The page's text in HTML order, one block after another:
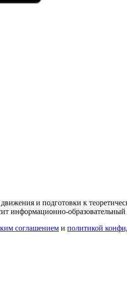
и подготовки к
информационно-
соглашением и политикой